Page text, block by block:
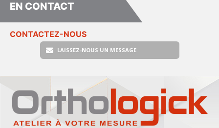
EN CONTACT
CONTACTEZ-NOUS
LAISSEZ-NOUS UN MESSAGE